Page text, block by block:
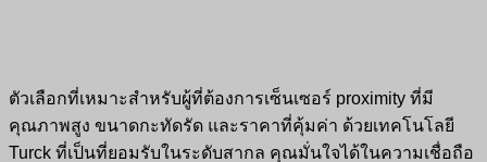
ตัวเลือกที่เหมาะสำหรับผู้ที่ต้องการเซ็นเซอร์ proximity ที่มี
คุณภาพสูง ขนาดกะทัดรัด และราคาที่คุ้มค่า ด้วยเทคโนโลยี
Turck ที่เป็นที่ยอมรับในระดับสากล คุณมั่นใจได้ในความเชื่อถือ